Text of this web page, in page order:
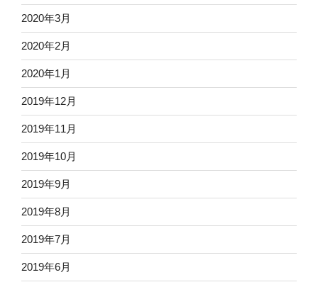
2020年3月
2020年2月
2020年1月
2019年12月
2019年11月
2019年10月
2019年9月
2019年8月
2019年7月
2019年6月